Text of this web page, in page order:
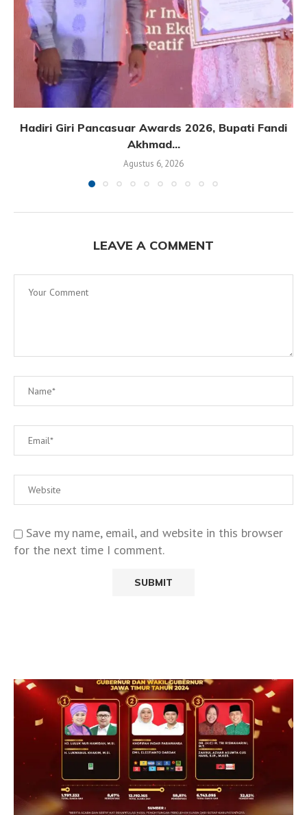
Hadiri Giri Pancasuar Awards 2026, Bupati Fandi
Akhmad...
Agustus 6, 2026
LEAVE A COMMENT
Save my name, email, and website in this browser
for the next time I comment.